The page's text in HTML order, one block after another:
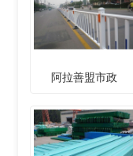
阿拉善盟市政